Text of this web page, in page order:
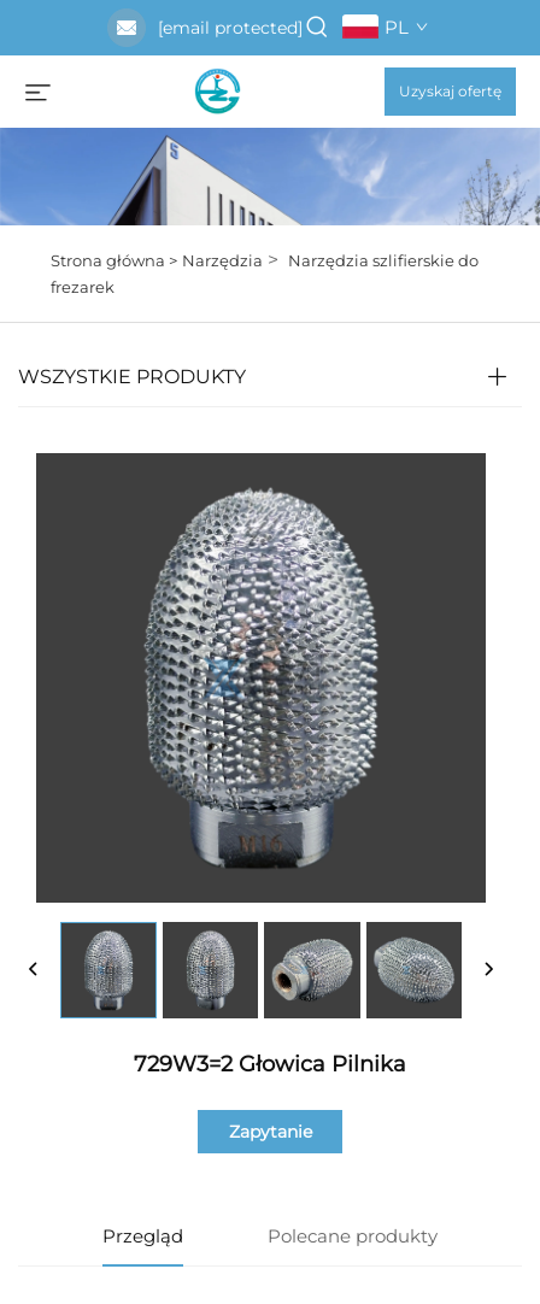
[email protected] PL
Uzyskaj ofertę
Strona główna > Narzędzia >
Narzędzia szlifierskie do
frezarek
WSZYSTKIE PRODUKTY
729W3=2 Głowica Pilnika
Zapytanie
Przegląd Polecane produkty